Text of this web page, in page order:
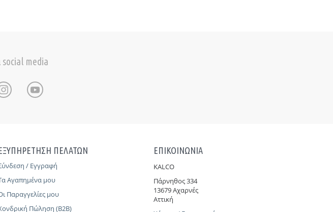
media
ΠΕΛΑΤΩΝ
/ Εγγραφή
Αγαπημένα μου
Παραγγελίες μου
Πώληση (B2B)
ΕΠΙΚΟΙΝΩΝΙΑ
KALCO
Πάρνηθoς 334
13679 Αχαρνές
Αττική